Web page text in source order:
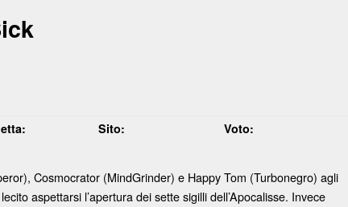
Sito: Voto:
Cosmocrator (MindGrinder) e Happy Tom (Turbonegro) agli
aspettarsi l’apertura dei sette sigilli dell’Apocalisse. Invece